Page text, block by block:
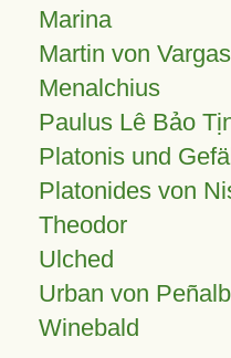
Marina
Martin von Vargas
Menalchius
Paulus Lê Bảo
Platonis und
Platonides von
Theodor
Ulched
Urban von
Winebald